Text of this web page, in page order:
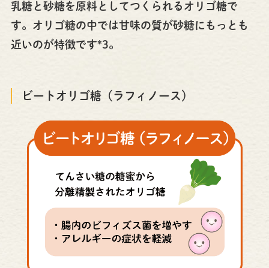
乳糖と砂糖を原料としてつくられるオリゴ糖で
す。オリゴ糖の中では甘味の質が砂糖にもっとも
近いのが特徴です*3。
ビートオリゴ糖（ラフィノース）